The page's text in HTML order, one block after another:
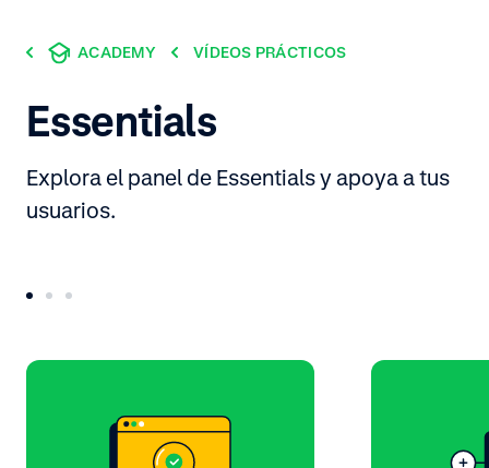
ACADEMY VÍDEOS PRÁCTICOS
Essentials
Explora el panel de Essentials y apoya a tus
usuarios.